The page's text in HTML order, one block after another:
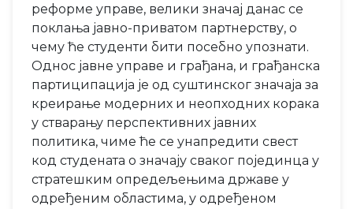
реформе управе, велики значај данас се
поклања јавно-приватом партнерству, о
чему ће студенти бити посебно упознати.
Однос јавне управе и грађана, и грађанска
партиципација је од суштинског значаја за
креирање модерних и неопходних корака
у стварању перспективних јавних
политика, чиме ће се унапредити свест
код студената о значају сваког појединца у
стратешким опредељењима државе у
одређеним областима, у одређеном